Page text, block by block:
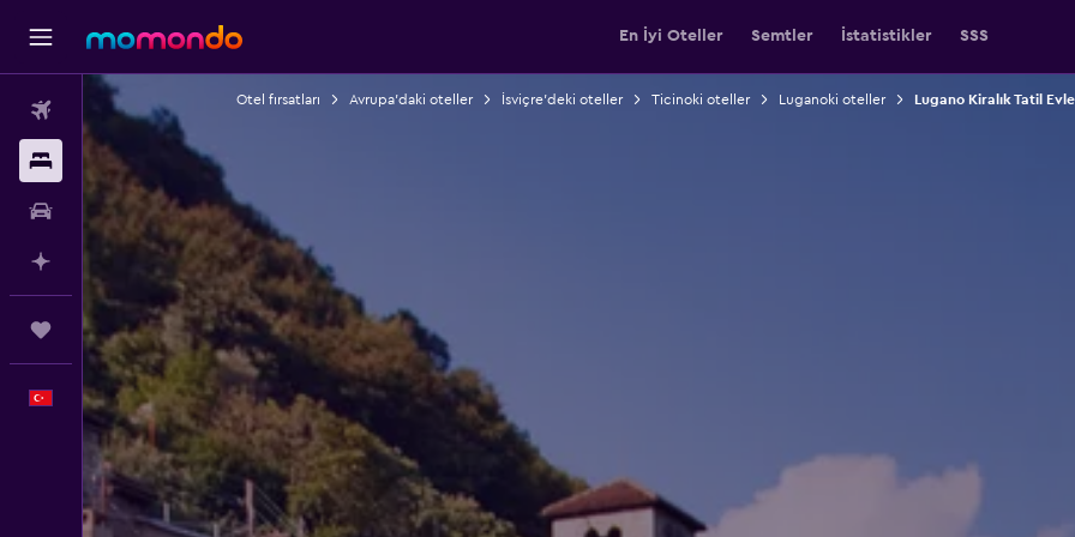
En İyi Oteller Semtler İstatistikler SSS
Uçak Bileti
Konaklama
Kiralık Araç
Trips
Türkçe
Otel fırsatları Avrupa'daki oteller İsviçre'deki oteller Ticinoki oteller Luganoki oteller Lugano Kiralık Tatil